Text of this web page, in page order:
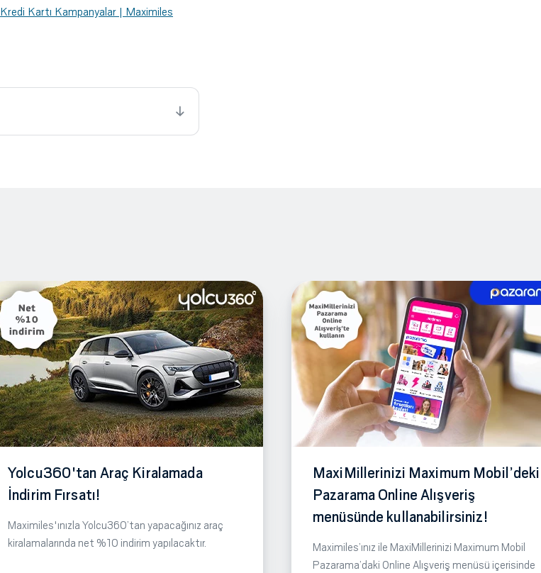
Kredi Kartı Kampanyalar | Maximiles
Yolcu360'tan Araç Kiralamada
İndirim Fırsatı!
Maximiles'ınızla Yolcu360’tan yapacağınız araç
kiralamalarında net %10 indirim yapılacaktır.
MaxiMillerinizi Maximum Mobil’deki
Pazarama Online Alışveriş
menüsünde kullanabilirsiniz!
Maximiles’ınız ile MaxiMillerinizi Maximum Mobil
Pazarama’daki Online Alışveriş menüsü içerisinde